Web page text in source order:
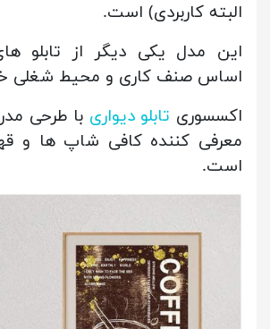
البته کاربردی) است.
این مدل یکی دیگر از تابلو
اساس صنف کاری و محیط شغلی
اکسسوری تابلو دیواری با طرحی
معرفی کننده کافی شاپ ها و
است.